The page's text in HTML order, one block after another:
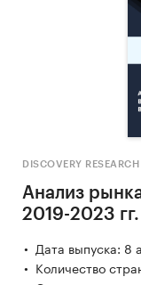
DISCOVERY
Анализ
2019-2023 гг.
Дата выпуска: 8
Количество